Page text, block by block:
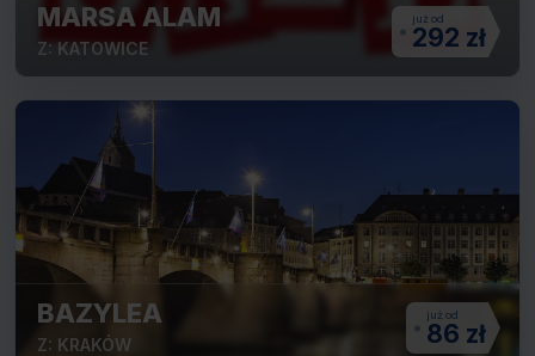
MARSA ALAM
Z: KATOWICE 292 zł
BAZYLEA
Z: KRAKÓW 86 zł